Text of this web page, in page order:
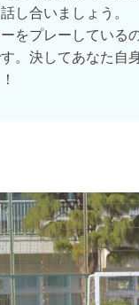
し合いましょう。
をプレーしている
。決してあなた自